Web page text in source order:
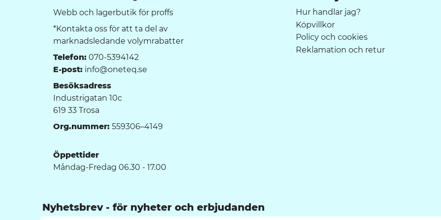
Webb och lagerbutik för proffs
*Kontakta oss för att ta del av
marknadsledande volymrabatter
Telefon: 070-5394142
E-post: info@oneteq.se
Besöksadress
Industrigatan 10c
619 33 Trosa
Org.nummer: 559306–4149
Öppettider
Måndag-Fredag 06.30 - 17.00
Hur handlar jag?
Köpvillkor
Policy och cookies
Reklamation och retur
Nyhetsbrev